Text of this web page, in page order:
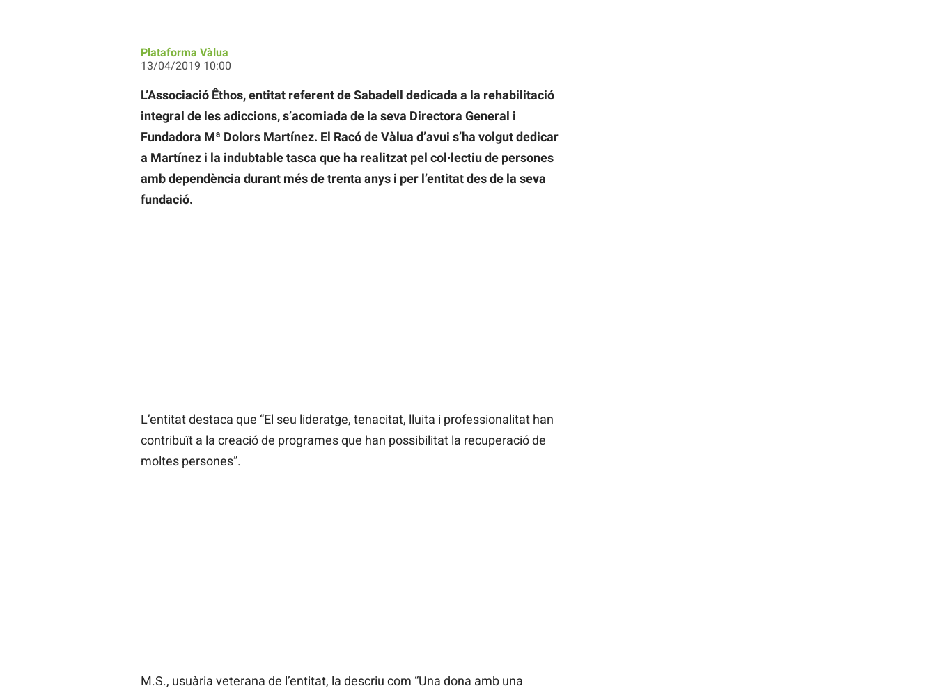
Plataforma Vàlua
13/04/2019 10:00
L’Associació Êthos, entitat referent de Sabadell dedicada a la rehabilitació
integral de les adiccions, s’acomiada de la seva Directora General i
Fundadora Mª Dolors Martínez. El Racó de Vàlua d’avui s’ha volgut dedicar
a Martínez i la indubtable tasca que ha realitzat pel col·lectiu de persones
amb dependència durant més de trenta anys i per l’entitat des de la seva
fundació.
L’entitat destaca que “El seu lideratge, tenacitat, lluita i professionalitat han
contribuït a la creació de programes que han possibilitat la recuperació de
moltes persones”.
M.S., usuària veterana de l’entitat, la descriu com “Una dona amb una